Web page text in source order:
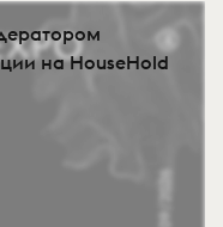
на HouseHold